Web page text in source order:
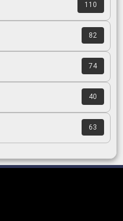
110
82
74
40
63